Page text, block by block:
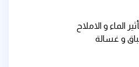
الماء و الاملاح
و غسالة